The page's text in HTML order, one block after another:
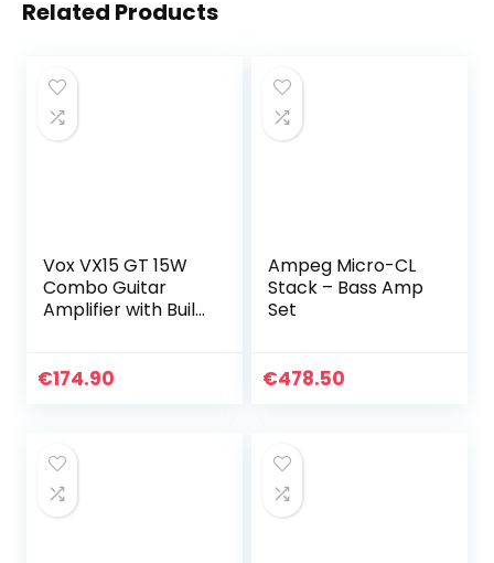
Related Products
Vox VX15 GT 15W
Combo Guitar
Amplifier with Built
€174.90
Ampeg Micro-CL
Stack – Bass Amp
Set
€478.50